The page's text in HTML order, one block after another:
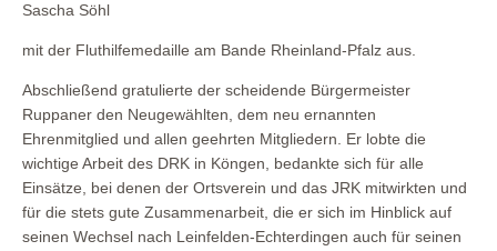
Sascha Söhl
mit der Fluthilfemedaille am Bande Rheinland-Pfalz aus.
Abschließend gratulierte der scheidende Bürgermeister
Ruppaner den Neugewählten, dem neu ernannten
Ehrenmitglied und allen geehrten Mitgliedern. Er lobte die
wichtige Arbeit des DRK in Köngen, bedankte sich für alle
Einsätze, bei denen der Ortsverein und das JRK mitwirkten und
für die stets gute Zusammenarbeit, die er sich im Hinblick auf
seinen Wechsel nach Leinfelden-Echterdingen auch für seinen